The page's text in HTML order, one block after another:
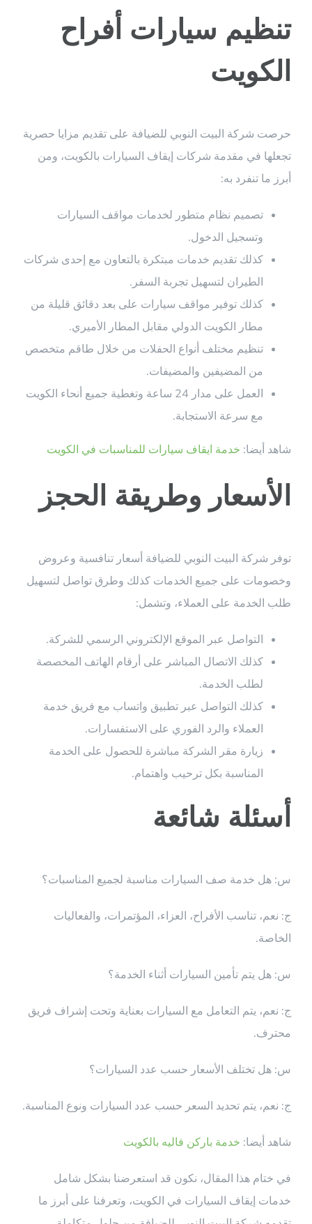
تنظيم سيارات أفراح
الكويت
حرصت شركة البيت النوبي للضيافة على تقديم مزايا حصرية
تجعلها في مقدمة شركات إيقاف السيارات بالكويت، ومن
أبرز ما تنفرد به:
تصميم نظام متطور لخدمات مواقف السيارات
وتسجيل الدخول.
كذلك تقديم خدمات مبتكرة بالتعاون مع إحدى شركات
الطيران لتسهيل تجربة السفر.
كذلك توفير مواقف سيارات على بعد دقائق قليلة من
مطار الكويت الدولي مقابل المطار الأميري.
تنظيم مختلف أنواع الحفلات من خلال طاقم متخصص
من المضيفين والمضيفات.
العمل على مدار 24 ساعة وتغطية جميع أنحاء الكويت
مع سرعة الاستجابة.
شاهد أيضا: خدمة ايقاف سيارات للمناسبات في الكويت
الأسعار وطريقة الحجز
توفر شركة البيت النوبي للضيافة أسعار تنافسية وعروض
وخصومات على جميع الخدمات كذلك وطرق تواصل لتسهيل
طلب الخدمة على العملاء، وتشمل:
التواصل عبر الموقع الإلكتروني الرسمي للشركة.
كذلك الاتصال المباشر على أرقام الهاتف المخصصة
لطلب الخدمة.
كذلك التواصل عبر تطبيق واتساب مع فريق خدمة
العملاء والرد الفوري على الاستفسارات.
زيارة مقر الشركة مباشرة للحصول على الخدمة
المناسبة بكل ترحيب واهتمام.
أسئلة شائعة
س: هل خدمة صف السيارات مناسبة لجميع المناسبات؟
ج: نعم، تناسب الأفراح، العزاء، المؤتمرات، والفعاليات
الخاصة.
س: هل يتم تأمين السيارات أثناء الخدمة؟
ج: نعم، يتم التعامل مع السيارات بعناية وتحت إشراف فريق
محترف.
س: هل تختلف الأسعار حسب عدد السيارات؟
ج: نعم، يتم تحديد السعر حسب عدد السيارات ونوع المناسبة.
شاهد أيضا: خدمة باركن فاليه بالكويت
في ختام هذا المقال، نكون قد استعرضنا بشكل شامل
خدمات إيقاف السيارات في الكويت، وتعرفنا على أبرز ما